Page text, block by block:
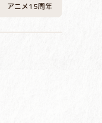
アニメ15周年